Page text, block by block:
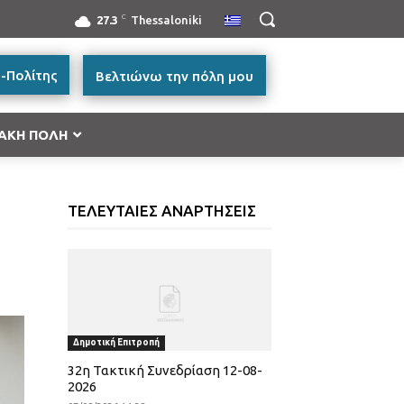
27.3 C Thessaloniki
Βελτιώνω την πόλη μου
Πολίτης
& Καινοτομία (ΕΠΑνΕΚ)»
ΠΟΛΗ
ΤΕΛΕΥΤΑΙΕΣ ΑΝΑΡΤΗΣΕΙΣ
Δημοτική Επιτροπή
32η Τακτική Συνεδρίαση 12-08-
2026